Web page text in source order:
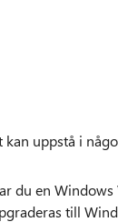
kan uppstå i
du en
till